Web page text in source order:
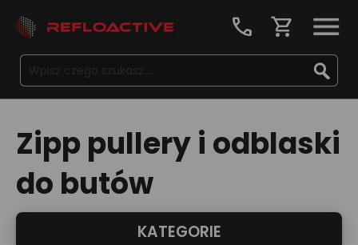
call shopping_cart
Zipp pullery i odblaski
do butów
KATEGORIE